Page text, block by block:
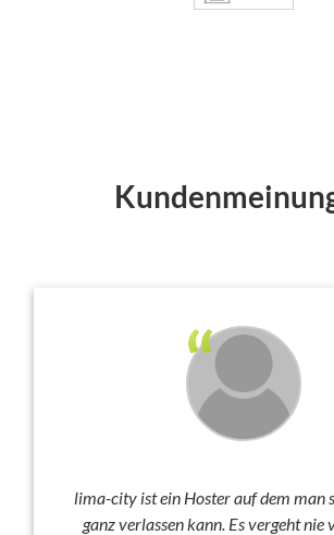
lima-city ist ein Hoster auf dem man
ganz verlassen kann. Es vergeht nie viel Zeit bis